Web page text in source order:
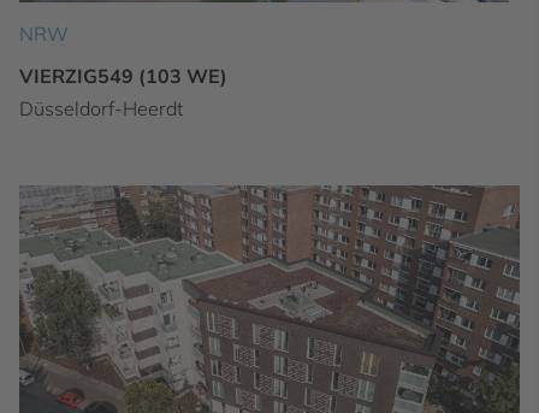
NRW
VIERZIG549 (103 WE)
Düsseldorf-Heerdt